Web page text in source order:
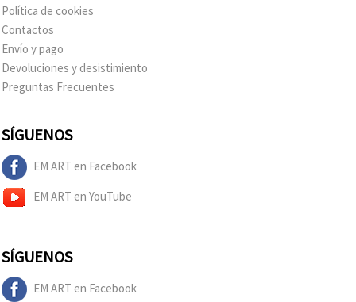
Política de cookies
Contactos
Envío y pago
Devoluciones y desistimiento
Preguntas Frecuentes
SÍGUENOS
EM ART en Facebook
EM ART en YouTube
SÍGUENOS
EM ART en Facebook